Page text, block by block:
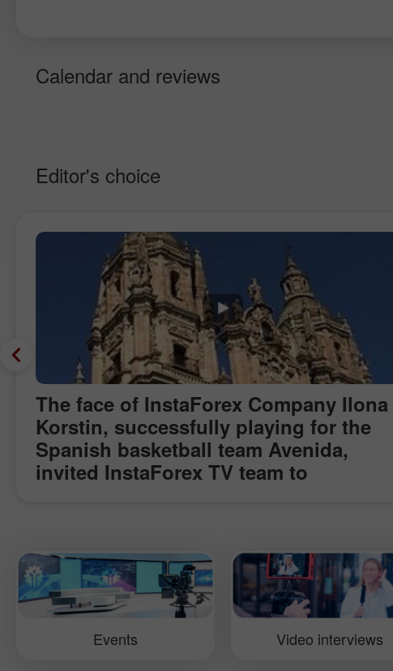
Calendar and reviews
Editor's choice
The face of InstaForex Company Ilona
Korstin, successfully playing for the
Spanish basketball team Avenida,
invited InstaForex TV team to
won, the journalists visited the places
of interest in Salamanca: the oldest
European University - in olden times
such persons as Cervantes,
Calderуn and Lope de Vega were
Events Video interviews